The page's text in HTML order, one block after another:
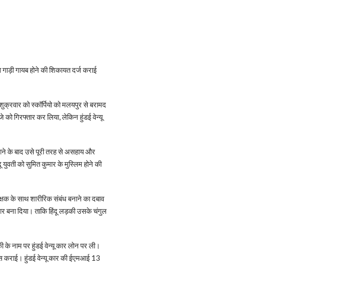
गायब होने की शिकायत दर्ज कराई
को स्कॉर्पियो को मलयपुर से बरामद
गिरफ्तार कर लिया, लेकिन हुंडई वेन्यू
के बाद उसे पूरी तरह से असहाय और
को सुमित कुमार के मुस्लिम होने की
के साथ शारीरिक संबंध बनाने का दबाव
बना दिया। ताकि हिंदू लड़की उसके चंगुल
के नाम पर हुंडई वेन्यू कार लोन पर ली।
कराई। हुंडई वेन्यू कार की ईएमआई 13